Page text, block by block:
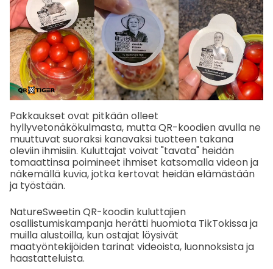
Pakkaukset ovat pitkään olleet
hyllyvetonäkökulmasta, mutta QR-koodien avulla ne
muuttuvat suoraksi kanavaksi tuotteen takana
oleviin ihmisiin. Kuluttajat voivat "tavata" heidän
tomaattinsa poimineet ihmiset katsomalla videon ja
näkemällä kuvia, jotka kertovat heidän elämästään
ja työstään.
NatureSweetin QR-koodin kuluttajien
osallistumiskampanja herätti huomiota TikTokissa ja
muilla alustoilla, kun ostajat löysivät
maatyöntekijöiden tarinat videoista, luonnoksista ja
haastatteluista.